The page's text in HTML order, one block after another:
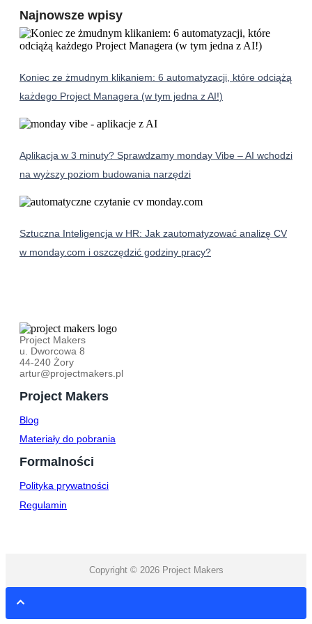
Najnowsze wpisy
Koniec ze żmudnym klikaniem: 6 automatyzacji, które odciążą
każdego Project Managera (w tym jedna z AI!)
Aplikacja w 3 minuty? Sprawdzamy monday Vibe – AI wchodzi
na wyższy poziom budowania narzędzi
Sztuczna Inteligencja w HR: Jak zautomatyzować analizę CV
w monday.com i oszczędzić godziny pracy?
Project Makers
u. Dworcowa 8
44-240 Żory
artur@projectmakers.pl
Project Makers
Blog
Materiały do pobrania
Formalności
Polityka prywatności
Regulamin
Copyright © 2026 Project Makers